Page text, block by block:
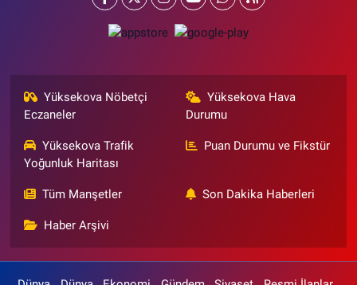
Yüksekova Nöbetçi
Eczaneler
Yüksekova Hava
Durumu
Yüksekova Trafik
Yoğunluk Haritası
Puan Durumu ve Fikstür
Tüm Manşetler Son Dakika Haberleri
Haber Arşivi